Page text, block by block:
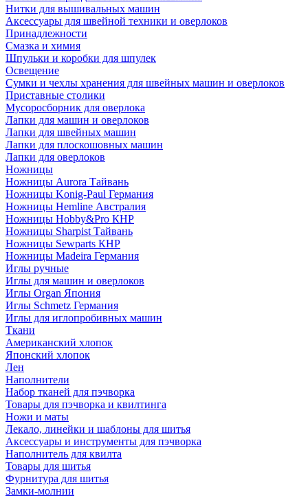
Нитки для вышивальных машин
Аксессуары для швейной техники и оверлоков
Принадлежности
Смазка и химия
Шпульки и коробки для шпулек
Освещение
Сумки и чехлы хранения для швейных машин и оверлоков
Приставные столики
Мусоросборник для оверлока
Лапки для машин и оверлоков
Лапки для швейных машин
Лапки для плоскошовных машин
Лапки для оверлоков
Ножницы
Ножницы Aurora Тайвань
Ножницы Konig-Paul Германия
Ножницы Hemline Австралия
Ножницы Hobby&Pro КНР
Ножницы Sharpist Тайвань
Ножницы Sewparts КНР
Ножницы Madeira Германия
Иглы ручные
Иглы для машин и оверлоков
Иглы Organ Япония
Иглы Schmetz Германия
Иглы для иглопробивных машин
Ткани
Американский хлопок
Японский хлопок
Лен
Наполнители
Набор тканей для пэчворка
Товары для пэчворка и квилтинга
Ножи и маты
Лекало, линейки и шаблоны для шитья
Аксессуары и инструменты для пэчворка
Наполнитель для квилта
Товары для шитья
Фурнитура для шитья
Замки-молнии